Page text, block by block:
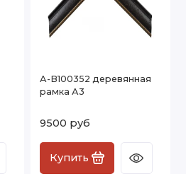
А-В100352 деревянная
рамка А3
9500 руб
Купить